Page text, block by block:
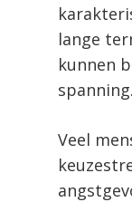
lange
kunnen
spanning.
Veel